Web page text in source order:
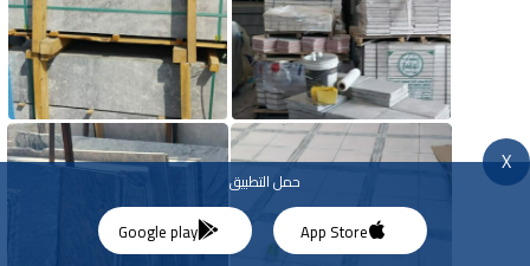
X
حمل التطبيق
App Store
Google play